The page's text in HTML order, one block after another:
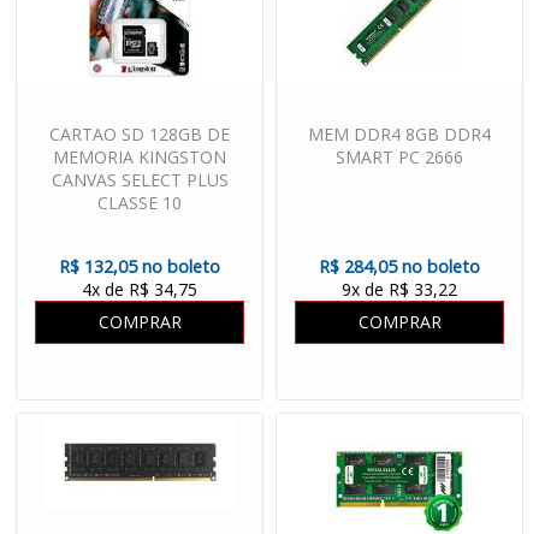
CARTAO SD 128GB DE
MEMORIA KINGSTON
CANVAS SELECT PLUS
CLASSE 10
R$ 132,05 no boleto
4x de R$ 34,75
COMPRAR
MEM DDR4 8GB DDR4
SMART PC 2666
R$ 284,05 no boleto
9x de R$ 33,22
COMPRAR